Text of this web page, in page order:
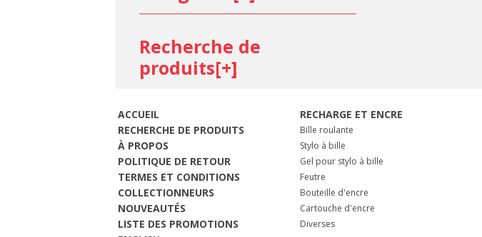
Fisher Spacepen
G. Lalo
Galen Leather Co.
GRAPHILO
Iroful
Itoya
Jean-Louis Scherrer
Jean-Pierre Lepine
JooJoo Paper
Kaweco
Kuretake
Lagrenade Créations
Recherche de
produits[+]
ACCUEIL
RECHERCHE DE PRODUITS
À PROPOS
POLITIQUE DE RETOUR
TERMES ET CONDITIONS
COLLECTIONNEURS
NOUVEAUTÉS
LISTE DES PROMOTIONS
RECHARGE ET ENCRE
Bille roulante
Stylo à bille
Gel pour stylo à bille
Feutre
Bouteille d'encre
Cartouche d'encre
Diverses